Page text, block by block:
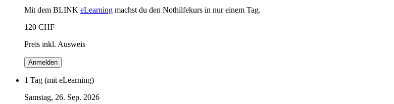
Mit dem BLINK eLearning machst du den Nothilfekurs in nur einem Tag.
120 CHF
Preis inkl. Ausweis
Anmelden
1 Tag (mit eLearning)
Samstag, 26. Sep. 2026